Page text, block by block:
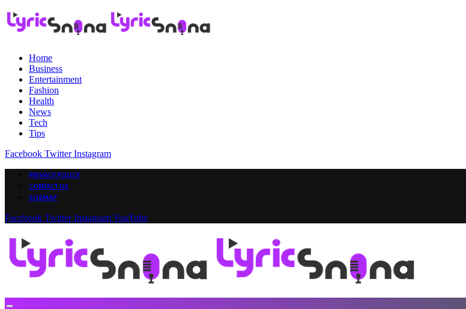
Home
Business
Entertainment
Fashion
Health
News
Tech
Tips
Facebook Twitter Instagram
PRIVACY POLICY
CONTACT US
SITEMAP
Facebook Twitter InstagramYouTube